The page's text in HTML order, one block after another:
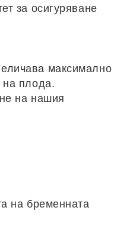
за осигуряване
максимално
на плода.
на нашия
на бременната